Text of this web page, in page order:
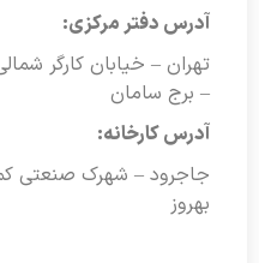
آدرس دفتر مرکزی:
تهران – خیابان کارگر
– برج سامان
آدرس کارخانه:
جاجرود – شهرک صنعتی
بهروز